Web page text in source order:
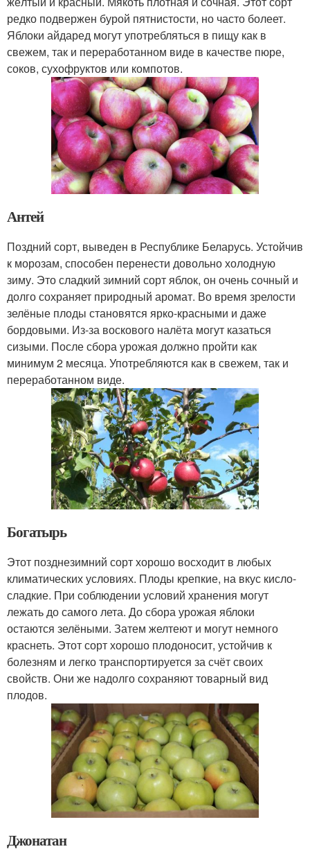
редко подвержен бурой пятнистости, но часто болеет.
Яблоки айдаред могут употребляться в пищу как в
свежем, так и переработанном виде в качестве пюре,
соков, сухофруктов или компотов.
Антей
Поздний сорт, выведен в Республике Беларусь. Устойчив
к морозам, способен перенести довольно холодную
зиму. Это сладкий зимний сорт яблок, он очень сочный и
долго сохраняет природный аромат. Во время зрелости
зелёные плоды становятся ярко-красными и даже
бордовыми. Из-за воскового налёта могут казаться
сизыми. После сбора урожая должно пройти как
минимум 2 месяца. Употребляются как в свежем, так и
переработанном виде.
Богатырь
Этот позднезимний сорт хорошо восходит в любых
климатических условиях. Плоды крепкие, на вкус кисло-
сладкие. При соблюдении условий хранения могут
лежать до самого лета. До сбора урожая яблоки
остаются зелёными. Затем желтеют и могут немного
краснеть. Этот сорт хорошо плодоносит, устойчив к
болезням и легко транспортируется за счёт своих
свойств. Они же надолго сохраняют товарный вид
плодов.
Джонатан